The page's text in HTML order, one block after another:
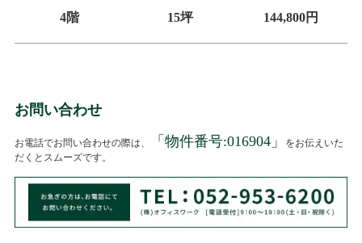
4階 15坪 144,800円
お問い合わせ
お電話でお問い合わせの際は、 「物件番号:016904」
をお伝えいた
だくとスムーズです。